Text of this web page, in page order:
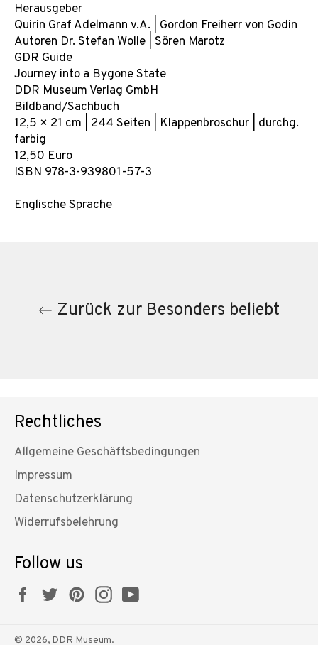
Herausgeber
Quirin Graf Adelmann v.A. | Gordon Freiherr von Godin
Autoren Dr. Stefan Wolle | Sören Marotz
GDR Guide
Journey into a Bygone State
DDR Museum Verlag GmbH
Bildband/Sachbuch
12,5 × 21 cm | 244 Seiten | Klappenbroschur | durchg.
farbig
12,50 Euro
ISBN 978-3-939801-57-3
Englische Sprache
Zurück zur Besonders beliebt
Rechtliches
Allgemeine Geschäftsbedingungen
Impressum
Datenschutzerklärung
Widerrufsbelehrung
Follow us
FacebookTwitterPinterestInstagram
© 2026, DDR Museum.